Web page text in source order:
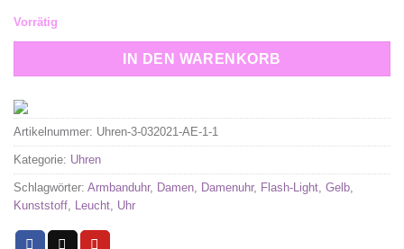
Vorrätig
IN DEN WARENKORB
Artikelnummer: Uhren-3-032021-AE-1-1
Kategorie: Uhren
Schlagwörter: Armbanduhr, Damen Damenuhr, Flash-Light Gelb
Kunststoff Leucht Uhr